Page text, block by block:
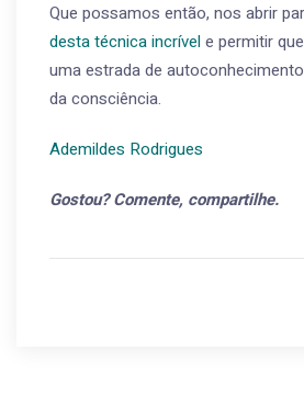
Que possamos então, nos abrir
desta técnica incrívele permitir
uma estrada de
da consciência.
Ademildes Rodrigues
Gostou? Comente, compartilhe.